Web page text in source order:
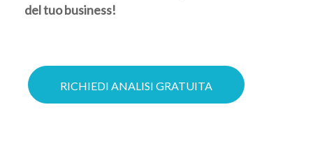
del tuo business!
RICHIEDI ANALISI GRATUITA